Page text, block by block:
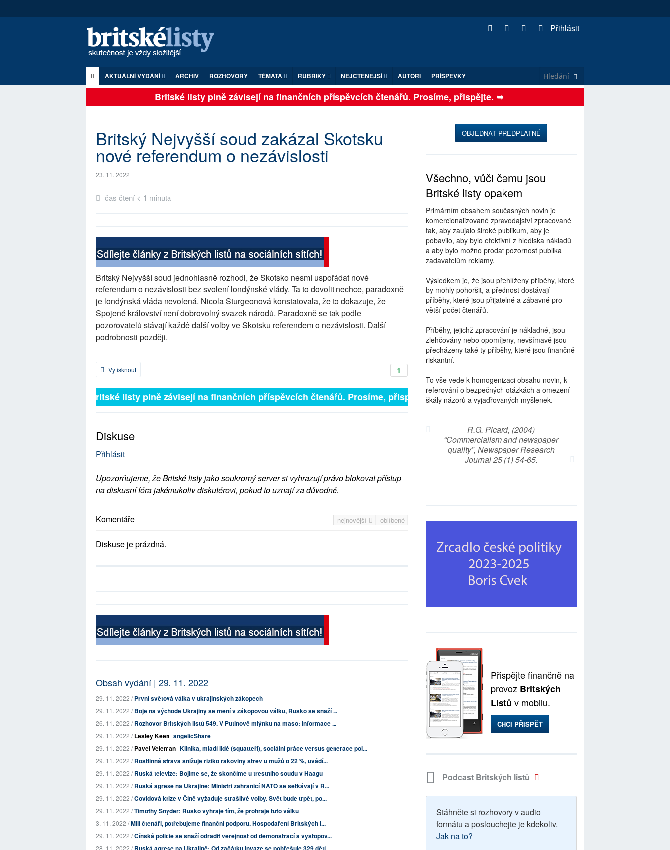
Přihlásit
AKTUÁLNÍ VYDÁNÍ ARCHIV ROZHOVORY TÉMATA RUBRIKY NEJČTENĚJŠÍ AUTOŘI PŘÍSPĚVKY
Britské listy plně závisejí na finančních příspěvcích čtenářů. Prosíme, přispějte. ➥
Britský Nejvyšší soud zakázal Skotsku
nové referendum o nezávislosti
23. 11. 2022
čas čtení < 1 minuta
Britský Nejvyšší soud jednohlasně rozhodl, že Skotsko nesmí uspořádat nové
referendum o nezávislosti bez svolení londýnské vlády. Ta to dovolit nechce, paradoxně
je londýnská vláda nevolená. Nicola Sturgeonová konstatovala, že to dokazuje, že
Spojené království není dobrovolný svazek národů. Paradoxně se tak podle
pozorovatelů stávají každê další volby ve Skotsku referendem o nezávislosti. Další
podrobnosti později.
1
Vytisknout
Britské listy plně závisejí na finančních příspěvcích čtenářů. Prosíme, přispějte. ➥
Diskuse
Přihlásit
Upozorňujeme, že Britské listy jako soukromý server si vyhrazují právo blokovat přístup
na diskusní fóra jakémukoliv diskutérovi, pokud to uznají za důvodné.
nejnovější oblíbené
Komentáře
Diskuse je prázdná.
Obsah vydání | 29. 11. 2022
29. 11. 2022 /První světová válka v ukrajinských zákopech
29. 11. 2022 /Boje na východě Ukrajiny se mění v zákopovou válku, Rusko se snaží ...
26. 11. 2022 /Rozhovor Britských listů 549. V Putinově mlýnku na maso: Informace ...
29. 11. 2022 /Lesley Keen angelicShare
29. 11. 2022 /Pavel Veleman Klinika, mladí lidé (squatteři), sociální práce versus generace pol...
29. 11. 2022 /Rostlinná strava snižuje riziko rakoviny střev u mužů o 22 %, uvádí...
29. 11. 2022 /Ruská televize: Bojíme se, že skončíme u trestního soudu v Haagu
29. 11. 2022 /Ruská agrese na Ukrajině: Ministři zahraničí NATO se setkávají v R...
29. 11. 2022 /Covidová krize v Číně vyžaduje strašlivé volby. Svět bude trpět, po...
29. 11. 2022 /Timothy Snyder: Rusko vyhraje tím, že prohraje tuto válku
3. 11. 2022 /Milí čtenáři, potřebujeme finanční podporu. Hospodaření Britských l...
29. 11. 2022 /Čínská policie se snaží odradit veřejnost od demonstrací a vystopov...
28. 11. 2022 /Ruská agrese na Ukrajině: Od začátku invaze se pohřešuje 329 dětí, ...
OBJEDNAT PŘEDPLATNÉ
Všechno, vůči čemu jsou
Britské listy opakem
Primárním obsahem současných novin je
komercionalizované zpravodajství zpracované
tak, aby zaujalo široké publikum, aby je
pobavilo, aby bylo efektivní z hlediska nákladů
a aby bylo možno prodat pozornost publika
zadavatelům reklamy.
Výsledkem je, že jsou přehlíženy příběhy, které
by mohly pohoršit, a přednost dostávají
příběhy, které jsou přijatelné a zábavné pro
větší počet čtenářů.
Příběhy, jejichž zpracování je nákladné, jsou
zlehčovány nebo opomíjeny, nevšímavě jsou
přecházeny také ty příběhy, které jsou finančně
riskantní.
To vše vede k homogenizaci obsahu novin, k
referování o bezpečných otázkách a omezení
škály názorů a vyjadřovaných myšlenek.
R.G. Picard, (2004)
“Commercialism and newspaper
quality”, Newspaper Research
Journal 25 (1) 54-65.
Přispějte finančně na
provoz Britských
Listů v mobilu.
CHCI PŘISPĚT
Podcast Britských listů
Stáhněte si rozhovory v audio
formátu a poslouchejte je kdekoliv.
Jak na to?